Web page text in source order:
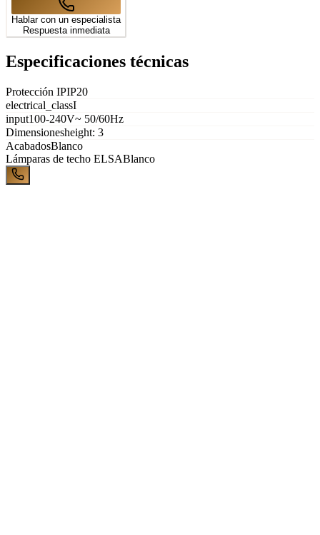
Hablar con un especialista
Respuesta inmediata
Especificaciones técnicas
Protección IPIP20
electrical_classI
input100-240V~ 50/60Hz
Dimensionesheight: 3
AcabadosBlanco
Lámparas de techo ELSABlanco